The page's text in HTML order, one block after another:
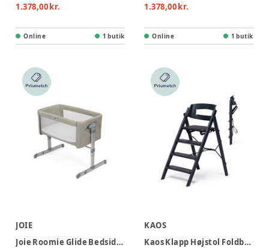
1.378,00 kr.
Online 1 butik
1.378,00 kr.
Online 1 butik
JOIE
Joie Roomie Glide Bedside Crib - Almond
KAOS
Kaos Klapp Højstol Foldbar - Genbrugsplast - Sort